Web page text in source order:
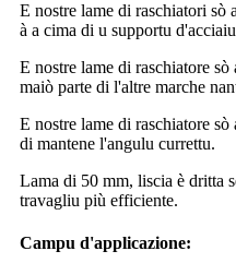
E nostre lame di raschiatori sò
à a cima di u supportu
E nostre lame di raschiatore
maiò parte di l'altre marche
E nostre lame di raschiatore
di mantene l'angulu currettu.
Lama di 50 mm, liscia è dritta
travagliu più efficiente.
Campu d'applicazione: